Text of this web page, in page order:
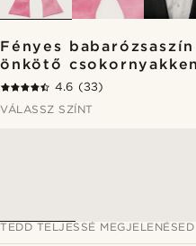
Fényes
önkötő
4.6 (33)
VÁLASSZ SZÍNT
TEDD TELJESSÉ MEGJELENÉSED